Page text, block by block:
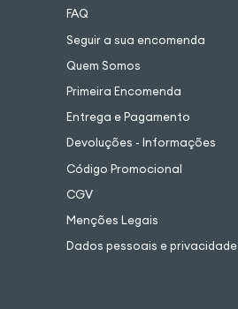
FAQ
Seguir a sua encomenda
Quem Somos
Primeira Encomenda
Entrega e Pagamento
Devoluções - Informações
Código Promocional
CGV
Menções Legais
Dados pessoais e privacidade